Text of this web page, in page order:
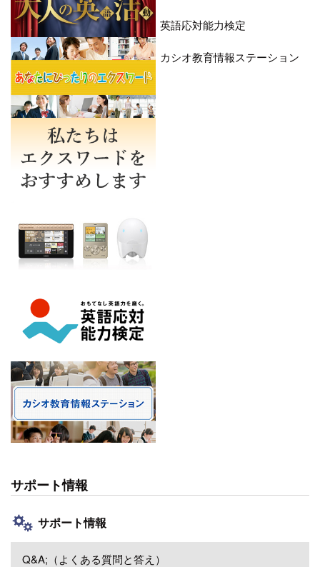
英語応対能力検定
カシオ教育情報ステーション
サポート情報
サポート情報
Q&A;（よくある質問と答え）